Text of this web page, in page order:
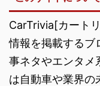
CarTrivia[カート
情報を掲載するブ
事ネタやエンタメ
は自動車や業界の